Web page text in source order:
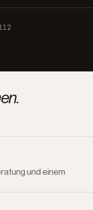
und einem